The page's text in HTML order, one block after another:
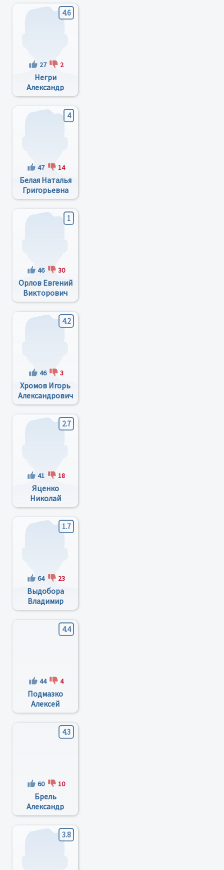
4.6
27 2
Негри
Александр
Борисович
4
47 14
Белая Наталья
Григорьевна
1
46 30
Орлов Евгений
Викторович
4.2
46 3
Хромов Игорь
Александрович
2.7
41 18
Яценко
Николай
Анатольевич
1.7
64 23
Выдобора
Владимир
Владимирович
4.4
44 4
Подмазко
Алексей
Михайлович
4.3
60 10
Брель
Александр
Сергеевич
3.8